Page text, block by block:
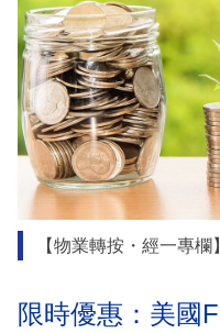
【物業轉按・經一專
限時優惠：美國